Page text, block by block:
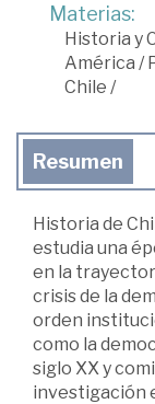
Materias:
Historia y
América /
Chile /
Resumen
Historia de
estudia una
en la
crisis de la
orden
como la
siglo XX y
investigación